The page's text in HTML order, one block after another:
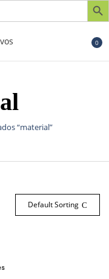
0
“material”
Default Sorting